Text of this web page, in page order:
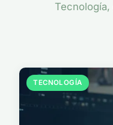
TECNOLOGÍA